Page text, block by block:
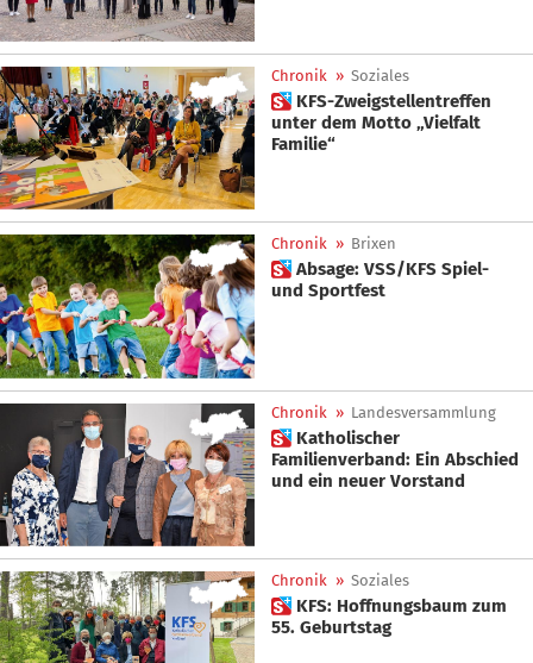
Chronik » Soziales
 KFS-Zweigstellentreffen
unter dem Motto „Vielfalt
Familie“
Chronik » Brixen
 Absage: VSS/KFS Spiel-
und Sportfest
Chronik » Landesversammlung
 Katholischer
Familienverband: Ein Abschied
und ein neuer Vorstand
Chronik » Soziales
 KFS: Hoffnungsbaum zum
55. Geburtstag